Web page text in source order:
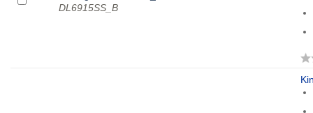
DL6915SS_B